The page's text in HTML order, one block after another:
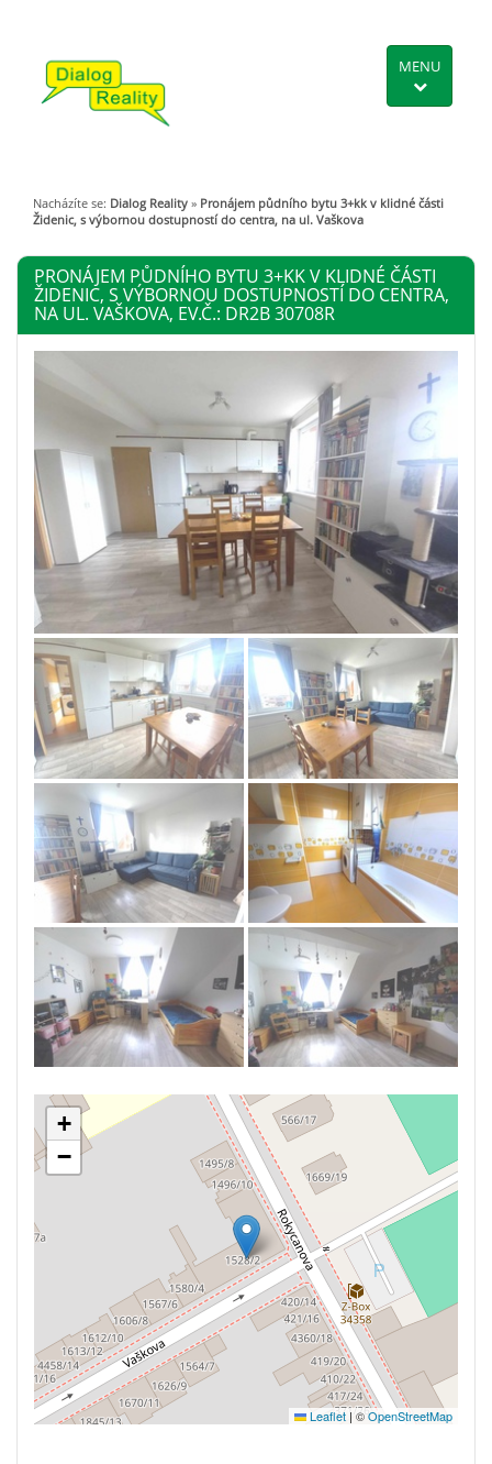
MENU
Nacházíte se: Dialog Reality » Pronájem půdního bytu 3+kk v klidné části
Židenic, s výbornou dostupností do centra, na ul. Vaškova
PRONÁJEM PŮDNÍHO BYTU 3+KK V KLIDNÉ ČÁSTI
ŽIDENIC, S VÝBORNOU DOSTUPNOSTÍ DO CENTRA,
NA UL. VAŠKOVA, EV.Č.: DR2B 30708R
+
−
Leaflet | ©OpenStreetMap